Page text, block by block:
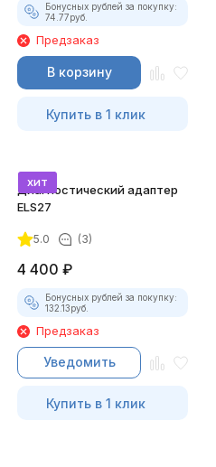
Бонусных рублей за покупку:
74.77руб.
Предзаказ
В корзину
Купить в 1 клик
хит
Диагностический адаптер
ELS27
5.0 (3)
4 400 ₽
Бонусных рублей за покупку:
132.13руб.
Предзаказ
Уведомить
Купить в 1 клик